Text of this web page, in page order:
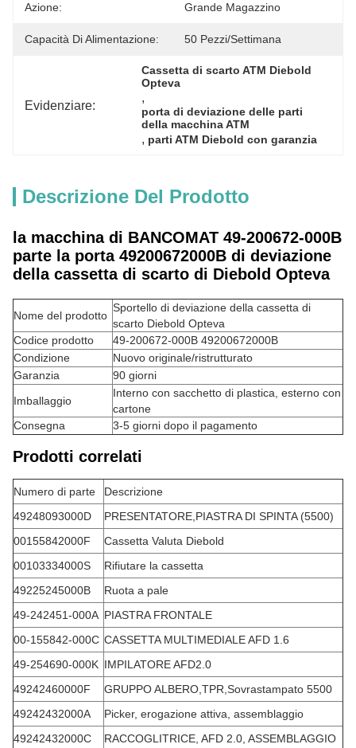
Azione: Grande Magazzino
Capacità Di Alimentazione: 50 Pezzi/settimana
Evidenziare:
Cassetta di scarto ATM Diebold
Opteva
,
porta di deviazione delle parti
della macchina ATM
, parti ATM Diebold con garanzia
Descrizione Del Prodotto
la macchina di BANCOMAT 49-200672-000B
parte la porta 49200672000B di deviazione
della cassetta di scarto di Diebold Opteva
Nome del prodotto
Sportello di deviazione della cassetta di
scarto Diebold Opteva
Codice prodotto
49-200672-000B 49200672000B
Condizione
Nuovo originale/ristrutturato
Garanzia
90 giorni
Imballaggio
Interno con sacchetto di plastica, esterno con
cartone
Consegna
3-5 giorni dopo il pagamento
Prodotti correlati
Numero di parte
Descrizione
49248093000D
PRESENTATORE,PIASTRA DI SPINTA (5500)
00155842000F
Cassetta Valuta Diebold
00103334000S
Rifiutare la cassetta
49225245000B
Ruota a pale
49-242451-000A PIASTRA FRONTALE
00-155842-000C CASSETTA MULTIMEDIALE AFD 1.6
49-254690-000K IMPILATORE AFD2.0
49242460000F
GRUPPO ALBERO,TPR,Sovrastampato 5500
49242432000A
Picker, erogazione attiva, assemblaggio
49242432000C
RACCOGLITRICE, AFD 2.0, ASSEMBLAGGIO